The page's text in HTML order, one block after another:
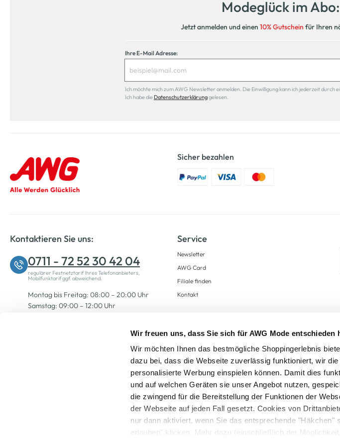
Wir freuen uns, dass Sie sich für AWG Mode entschieden
Wir möchten Ihnen das bestmögliche Shoppingerlebnis
dazu bei, dass die Webseite zuverlässig funktioniert, wir
personalisierte Werbung einspielen können. Damit dies
und auf welchen Geräten sie unser Angebot nutzen,
die zwingend für die Bereitstellung der Funktionen der
der Webseite auf jeden Fall gesetzt. Cookies von
nur dann aktiviert, wenn Sie das entsprechende "Häkchen"
erlauben" klicken. Mehr dazu (einschließlich der
Modeglück im
Jetzt anmelden und einen 10% Gutschein für Ihren
Ihre E-Mail Adresse:
Ich möchte mich zum AWG Newsletter anmelden. Die Einwilligung kann ich jederzeit
Ich habe die Datenschutzerklärunggelesen.
Sicher bezahlen
Kontaktieren Sie uns:
0711 - 72 52 30 42 04
regulärer Festnetztarif Ihres Telefonanbieters,
Mobilfunktarif ggf. abweichend.
Montag bis Freitag: 08:00 – 20:00 Uhr
Samstag: 09:00 – 12:00 Uhr
Service
Newsletter
AWG Card
Filiale finden
Kontakt
Alle Preise inkl. gesetzl. Mehrwertsteuer zzgl.